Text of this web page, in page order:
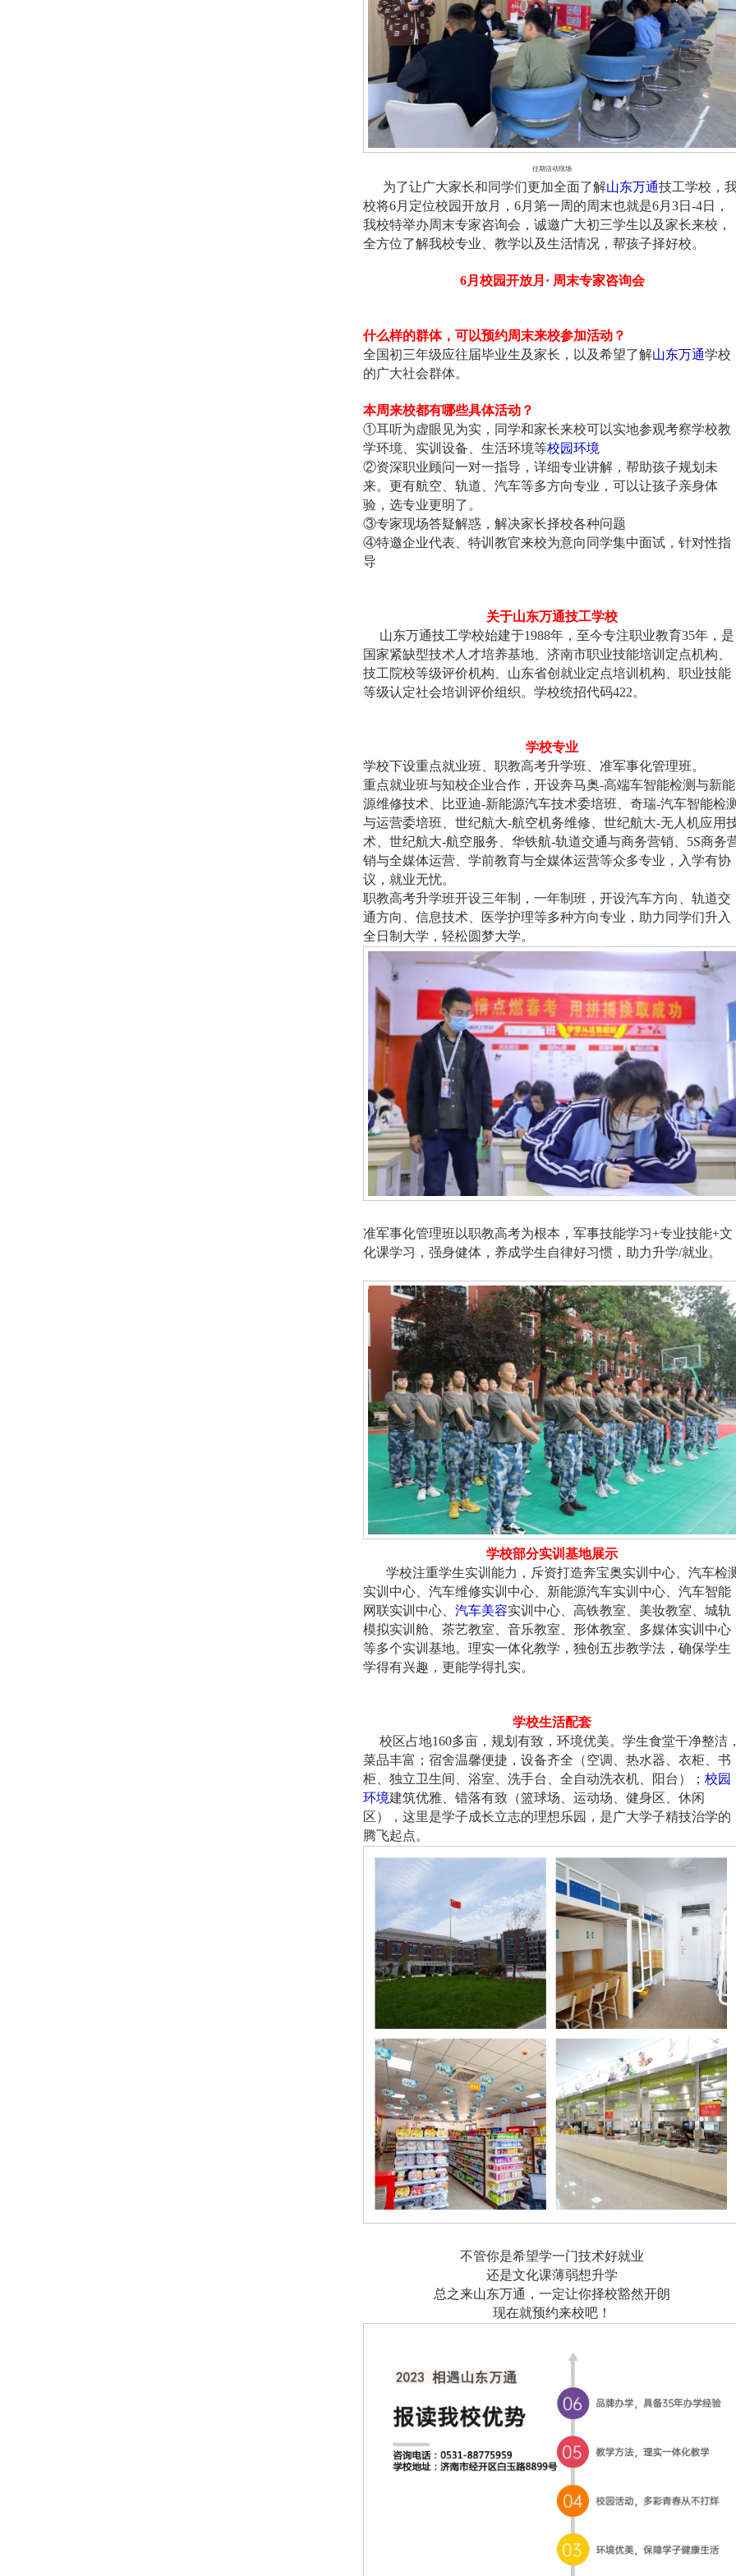
往期活动现场
为了让广大家长和同学们更加全面了解山东万通技工学校，
校将6月定位校园开放月，6月第一周的周末也就是6月3日-4日，
我校特举办周末专家咨询会，诚邀广大初三学生以及家长来校，
全方位了解我校专业、教学以及生活情况，帮孩子择好校。
6月校园开放月· 周末专家咨询会
什么样的群体，可以预约周末来校参加活动？
全国初三年级应往届毕业生及家长，以及希望了解山东万通学校
的广大社会群体。
本周来校都有哪些具体活动？
①耳听为虚眼见为实，同学和家长来校可以实地参观考察学校教
学环境、实训设备、生活环境等校园环境
②资深职业顾问一对一指导，详细专业讲解，帮助孩子规划未
来。更有航空、轨道、汽车等多方向专业，可以让孩子亲身体
验，选专业更明了。
③专家现场答疑解惑，解决家长择校各种问题
④特邀企业代表、特训教官来校为意向同学集中面试，针对性指
导
关于山东万通技工学校
山东万通技工学校始建于1988年，至今专注职业教育35年，是
国家紧缺型技术人才培养基地、济南市职业技能培训定点机构、
技工院校等级评价机构、山东省创就业定点培训机构、职业技能
等级认定社会培训评价组织。学校统招代码422。
学校专业
学校下设重点就业班、职教高考升学班、准军事化管理班。
重点就业班与知校企业合作，开设奔马奥-高端车智能检测与新能
源维修技术、比亚迪-新能源汽车技术委培班、奇瑞-汽车智能检测
与运营委培班、世纪航大-航空机务维修、世纪航大-无人机应用
术、世纪航大-航空服务、华铁航-轨道交通与商务营销、5S商务
销与全媒体运营、学前教育与全媒体运营等众多专业，入学有协
议，就业无忧。
职教高考升学班开设三年制，一年制班，开设汽车方向、轨道交
通方向、信息技术、医学护理等多种方向专业，助力同学们升入
全日制大学，轻松圆梦大学。
准军事化管理班以职教高考为根本，军事技能学习+专业技能+文
化课学习，强身健体，养成学生自律好习惯，助力升学/就业。
学校部分实训基地展示
学校注重学生实训能力，斥资打造奔宝奥实训中心、汽车检
实训中心、汽车维修实训中心、新能源汽车实训中心、汽车智能
网联实训中心、 汽车美容实训中心、高铁教室、美妆教室、城轨
模拟实训舱、茶艺教室、音乐教室、形体教室、多媒体实训中心
等多个实训基地。理实一体化教学，独创五步教学法，确保学生
学得有兴趣，更能学得扎实。
学校生活配套
校区占地160多亩，规划有致，环境优美。学生食堂干净整洁，
菜品丰富；宿舍温馨便捷，设备齐全（空调、热水器、衣柜、书
柜、独立卫生间、浴室、洗手台、全自动洗衣机、阳台）； 校园
环境建筑优雅、错落有致（篮球场、运动场、健身区、休闲
区），这里是学子成长立志的理想乐园，是广大学子精技治学的
腾飞起点。
不管你是希望学一门技术好就业
还是文化课薄弱想升学
总之来山东万通，一定让你择校豁然开朗
现在就预约来校吧！